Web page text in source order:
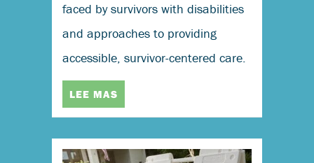
faced by survivors with disabilities
and approaches to providing
accessible, survivor-centered care.
LEE MAS